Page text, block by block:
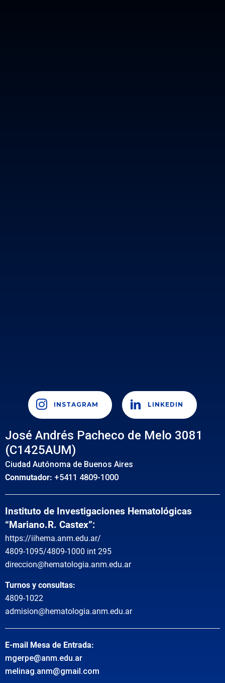
INSTAGRAM LINKEDIN
José Andrés Pacheco de Melo 3081
(C1425AUM)
Ciudad Autónoma de Buenos Aires
Conmutador: +5411 4809-1000
Instituto de Investigaciones Hematológicas
“Mariano.R. Castex”:
https://iihema.anm.edu.ar/
4809-1095/4809-1000 int 295
direccion@hematologia.anm.edu.ar
Turnos y consultas:
4809-1022
admision@hematologia.anm.edu.ar
E-mail Mesa de Entrada:
mgerpe@anm.edu.ar
melinag.anm@gmail.com